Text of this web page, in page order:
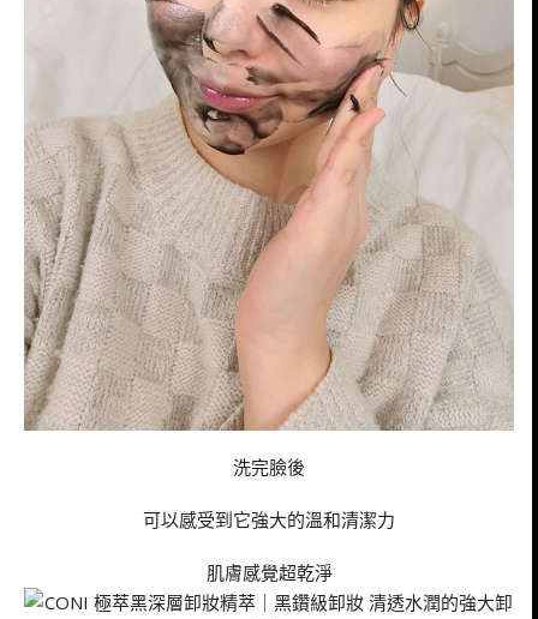
洗完臉後
可以感受到它強大的溫和清潔力
肌膚感覺超乾淨